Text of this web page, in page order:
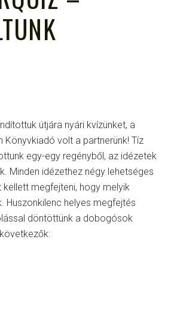
útjára nyári kvízünket, a
Könyvkiadó volt a partnerünk! Tíz
egy-egy regényből, az idézetek
Minden idézethez négy lehetséges
kellett megfejteni, hogy melyik
Huszonkilenc helyes megfejtés
döntöttünk a dobogósok